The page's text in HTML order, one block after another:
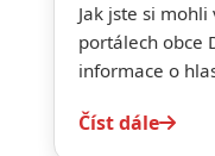
Jak jste si
portálech obce
informace o
Číst dále